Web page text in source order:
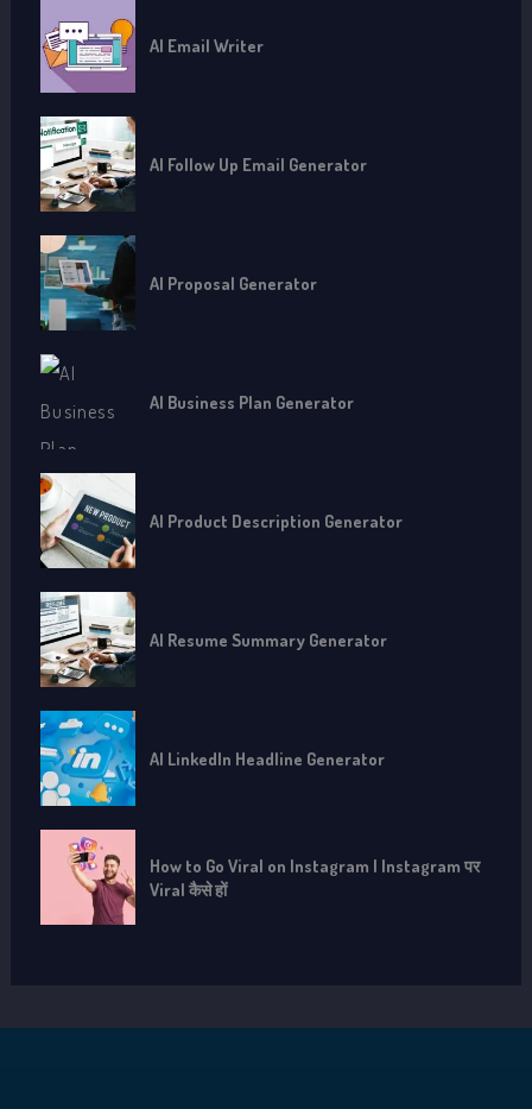
AI Email Writer
AI Follow Up Email Generator
AI Proposal Generator
AI Business Plan Generator
AI Product Description Generator
AI Resume Summary Generator
AI LinkedIn Headline Generator
How to Go Viral on Instagram | Instagram पर
Viral कैसे हों